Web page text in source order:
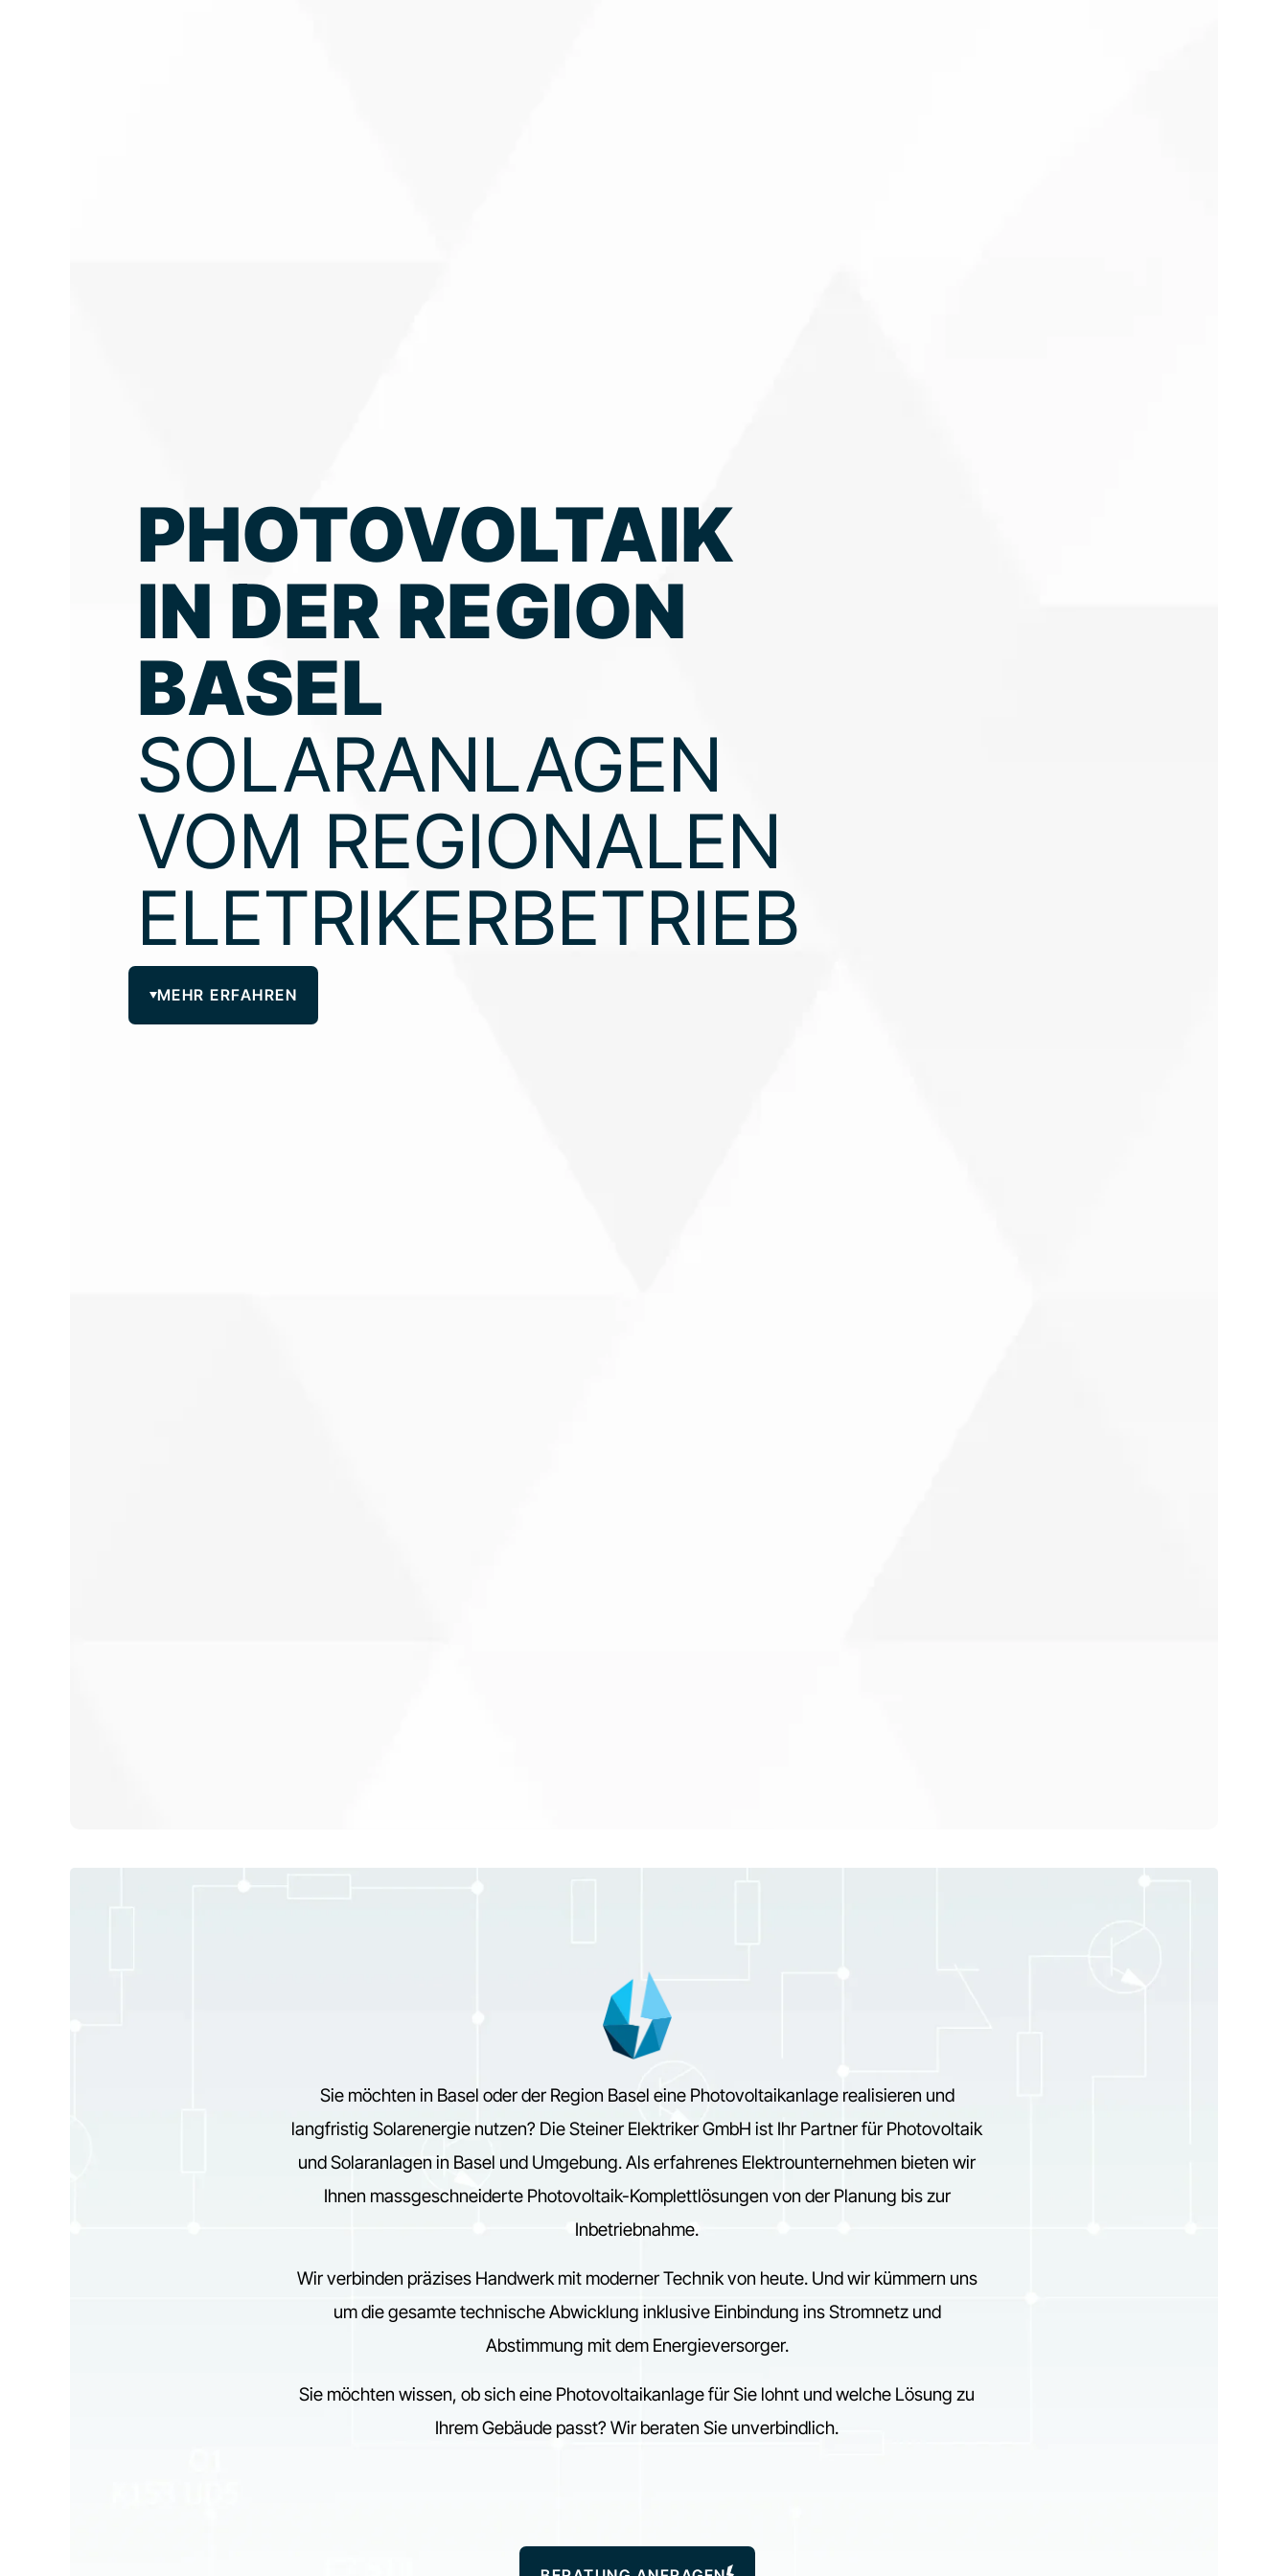
PHOTOVOLTAIK
IN DER REGION
BASEL
SOLARANLAGEN
VOM REGIONALEN
ELETRIKERBETRIEB
MEHR ERFAHREN
Sie möchten in Basel oder der Region Basel eine Photovoltaikanlage realisieren und
langfristig Solarenergie nutzen? Die Steiner Elektriker GmbH ist Ihr Partner für Photovoltaik
und Solaranlagen in Basel und Umgebung. Als erfahrenes Elektrounternehmen bieten wir
Ihnen massgeschneiderte Photovoltaik-Komplettlösungen von der Planung bis zur
Inbetriebnahme.
Wir verbinden präzises Handwerk mit moderner Technik von heute. Und wir kümmern uns
um die gesamte technische Abwicklung inklusive Einbindung ins Stromnetz und
Abstimmung mit dem Energieversorger.
Sie möchten wissen, ob sich eine Photovoltaikanlage für Sie lohnt und welche Lösung zu
Ihrem Gebäude passt? Wir beraten Sie unverbindlich.